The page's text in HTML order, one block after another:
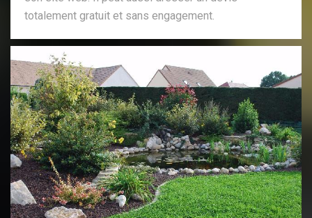
totalement gratuit et sans engagement.